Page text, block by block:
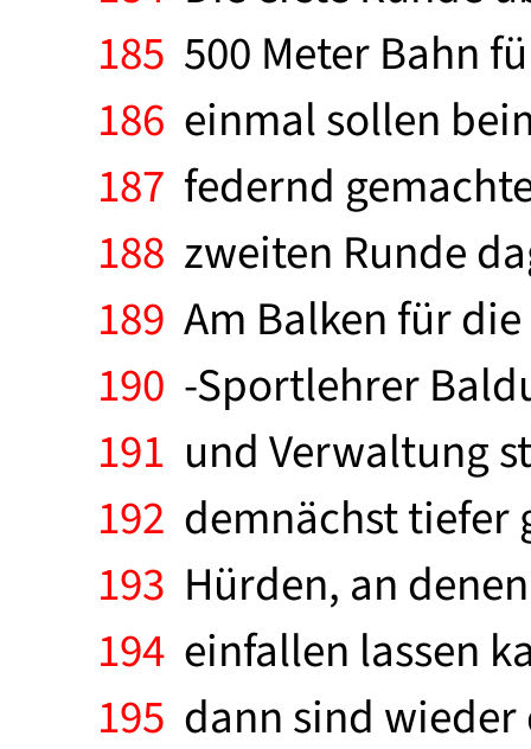
185 500 Meter Bahn
186 einmal sollen
187 federnd
188 zweiten Runde
189 Am Balken für
190 -Sportlehrer
191 und Verwaltung
192 demnächst tiefer
193 Hürden, an
194 einfallen lassen
195 dann sind wieder